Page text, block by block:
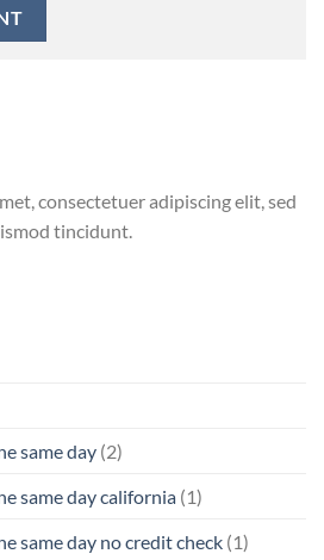
consectetuer adipiscing elit, sed
tincidunt.
same day (2)
same day california (1)
same day no credit check (1)